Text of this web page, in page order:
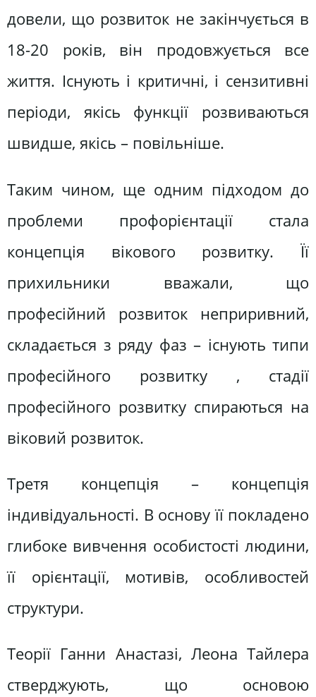
довели, що розвиток не закінчується в
18-20 років, він продовжується все
життя. Існують і критичні, і сензитивні
періоди, якісь функції розвиваються
швидше, якісь – повільніше.
Таким чином, ще одним підходом до
проблеми профорієнтації стала
концепція вікового розвитку. Її
прихильники вважали, що
професійний розвиток неприривний,
складається з ряду фаз – існують типи
професійного розвитку , стадії
професійного розвитку спираються на
віковий розвиток.
Третя концепція – концепція
індивідуальності. В основу її покладено
глибоке вивчення особистості людини,
її орієнтації, мотивів, особливостей
структури.
Теорії Ганни Анастазі, Леона Тайлера
стверджують, що основою